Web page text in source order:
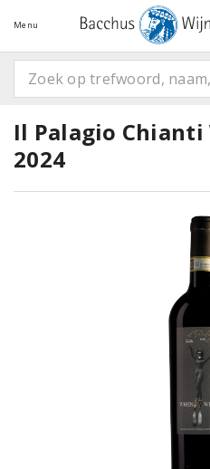
Menu
Il Palagio Chianti
2024